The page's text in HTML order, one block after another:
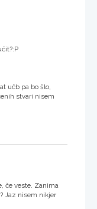
učb pa bo šlo,
stvari nisem
če veste. Zanima
Jaz nisem nikjer